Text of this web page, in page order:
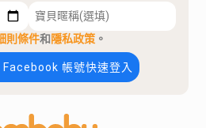
則條件和隱私政策 。
Facebook 帳號快速登入